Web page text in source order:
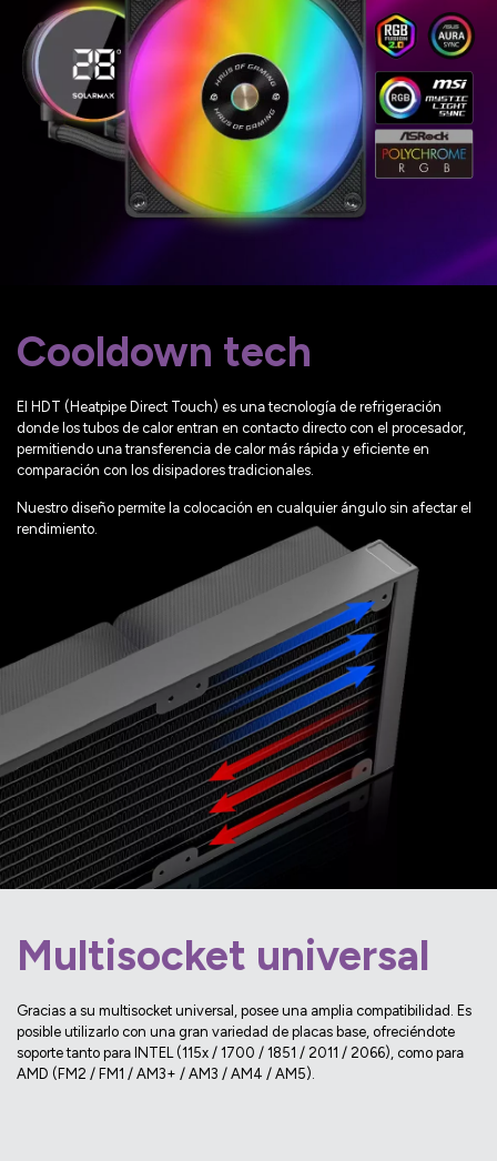
Cooldown tech
El HDT (Heatpipe Direct Touch) es una tecnología de refrigeración
donde los tubos de calor entran en contacto directo con el procesador,
permitiendo una transferencia de calor más rápida y eficiente en
comparación con los disipadores tradicionales.
Nuestro diseño permite la colocación en cualquier ángulo sin afectar el
rendimiento.
Multisocket universal
Gracias a su multisocket universal, posee una amplia compatibilidad. Es
posible utilizarlo con una gran variedad de placas base, ofreciéndote
soporte tanto para INTEL (115x / 1700 / 1851 / 2011 / 2066), como para
AMD (FM2 / FM1 / AM3+ / AM3 / AM4 / AM5).